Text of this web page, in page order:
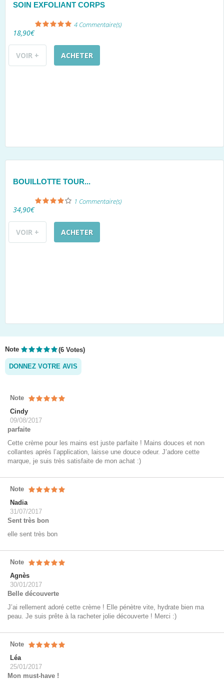
SOIN EXFOLIANT CORPS
4 Commentaire(s)
18,90€
VOIR + ACHETER
BOUILLOTTE TOUR...
1 Commentaire(s)
34,90€
VOIR + ACHETER
Note (6 Votes)
DONNEZ VOTRE AVIS
Note
Cindy
09/08/2017
parfaite
Cette crème pour les mains est juste parfaite ! Mains douces et non
collantes après l’application, laisse une douce odeur. J’adore cette
marque, je suis très satisfaite de mon achat :)
Note
Nadia
31/07/2017
Sent très bon
elle sent très bon
Note
Agnès
30/01/2017
Belle découverte
J’ai rellement adoré cette crème ! Elle pénètre vite, hydrate bien ma
peau. Je suis prête à la racheter jolie découverte ! Merci :)
Note
Léa
25/01/2017
Mon must-have !